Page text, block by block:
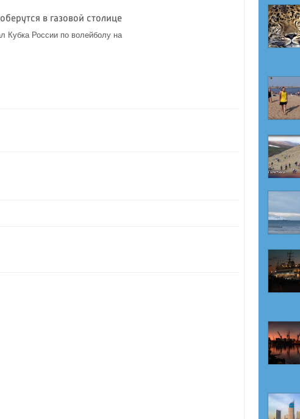
в газовой столице
Кубка России по волейболу на